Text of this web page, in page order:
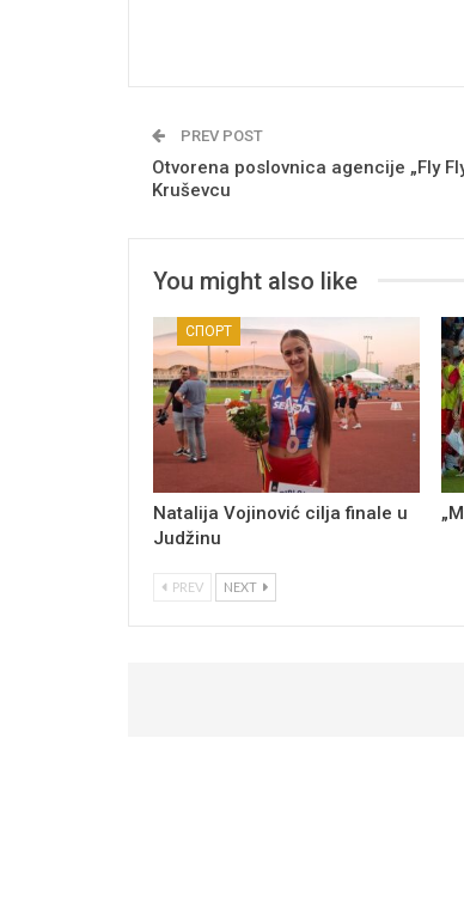
PREV POST
Otvorena poslovnica agencije „Fly
Kruševcu
You might also like
СПОРТ
Natalija Vojinović cilja finale u
Judžinu
PREV NEXT